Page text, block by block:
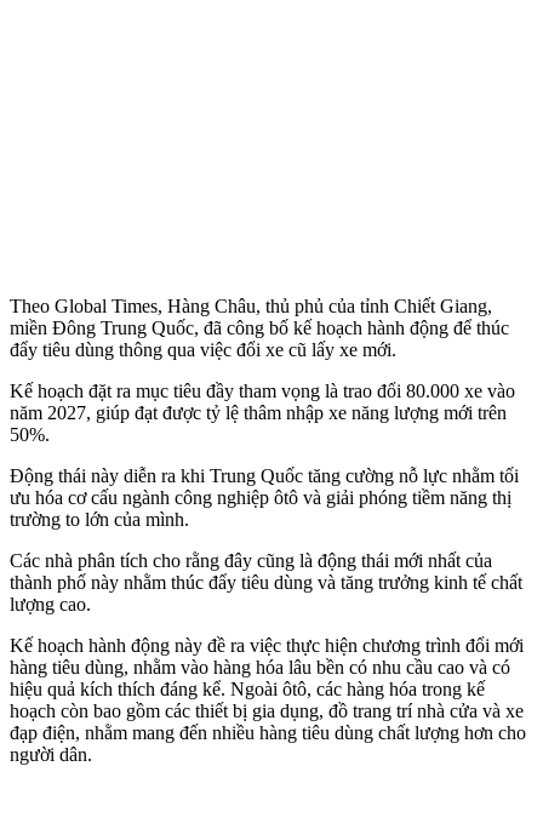
Theo Global Times, Hàng Châu, thủ phủ của tỉnh Chiết Giang,
miền Đông Trung Quốc, đã công bố kế hoạch hành động để thúc
đẩy tiêu dùng thông qua việc đổi xe cũ lấy xe mới.
Kế hoạch đặt ra mục tiêu đầy tham vọng là trao đổi 80.000 xe vào
năm 2027, giúp đạt được tỷ lệ thâm nhập xe năng lượng mới trên
50%.
Động thái này diễn ra khi Trung Quốc tăng cường nỗ lực nhằm tối
ưu hóa cơ cấu ngành công nghiệp ôtô và giải phóng tiềm năng thị
trường to lớn của mình.
Các nhà phân tích cho rằng đây cũng là động thái mới nhất của
thành phố này nhằm thúc đẩy tiêu dùng và tăng trưởng kinh tế chất
lượng cao.
Kế hoạch hành động này đề ra việc thực hiện chương trình đổi mới
hàng tiêu dùng, nhằm vào hàng hóa lâu bền có nhu cầu cao và có
hiệu quả kíc‌h thí‌ch đáng kể. Ngoài ôtô, các hàng hóa trong kế
hoạch còn bao gồm các thiết bị gia dụng, đồ trang trí nhà cửa và xe
đạp điện, nhằm mang đến nhiều hàng tiêu dùng chất lượng hơn cho
người dân.